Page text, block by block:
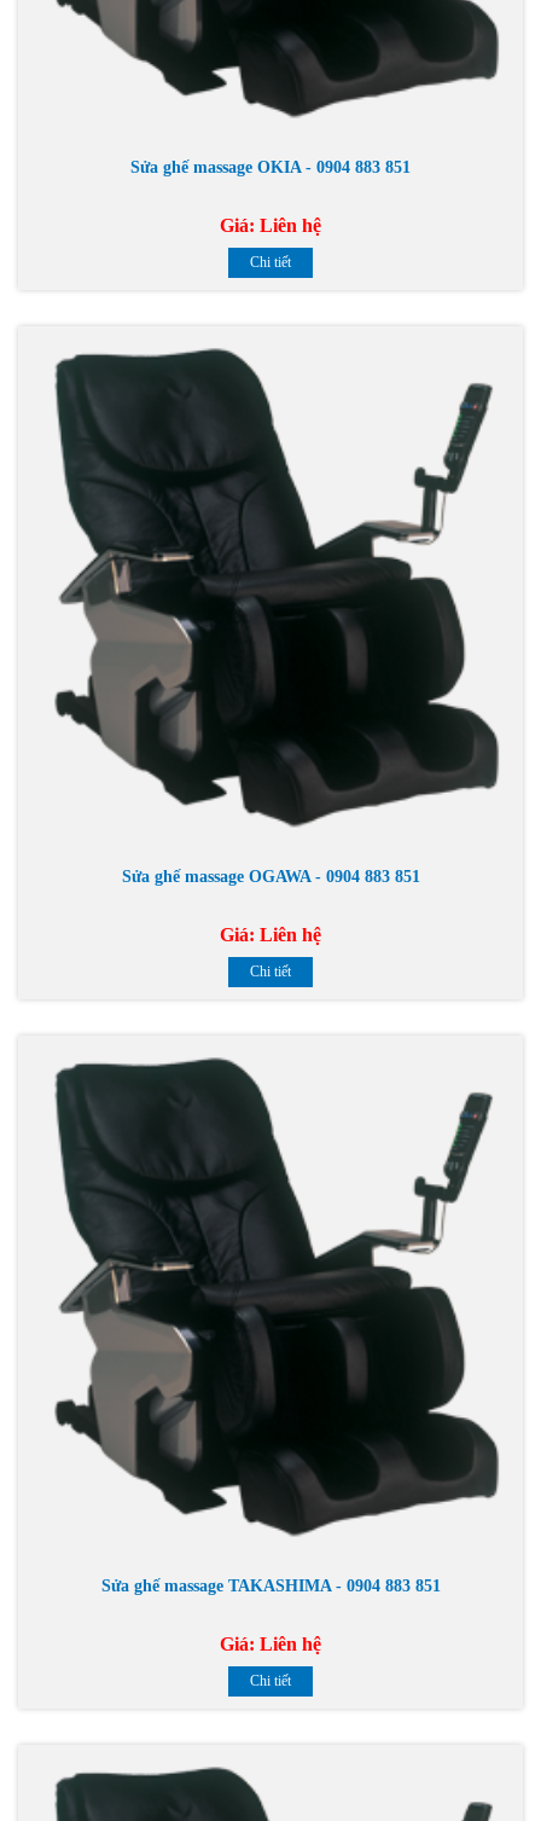
Sửa ghế massage OKIA - 0904 883 851
Giá: Liên hệ
Chi tiết
Sửa ghế massage OGAWA - 0904 883 851
Giá: Liên hệ
Chi tiết
Sửa ghế massage TAKASHIMA - 0904 883 851
Giá: Liên hệ
Chi tiết